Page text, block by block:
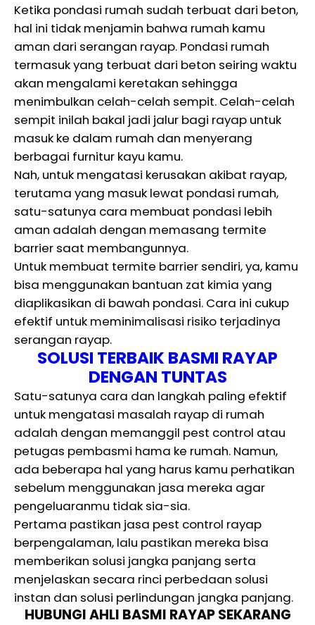
Ketika pondasi rumah sudah terbuat dari beton,
hal ini tidak menjamin bahwa rumah kamu
aman dari serangan rayap. Pondasi rumah
termasuk yang terbuat dari beton seiring waktu
akan mengalami keretakan sehingga
menimbulkan celah-celah sempit. Celah-celah
sempit inilah bakal jadi jalur bagi rayap untuk
masuk ke dalam rumah dan menyerang
berbagai furnitur kayu kamu.
Nah, untuk mengatasi kerusakan akibat rayap,
terutama yang masuk lewat pondasi rumah,
satu-satunya cara membuat pondasi lebih
aman adalah dengan memasang termite
barrier saat membangunnya.
Untuk membuat termite barrier sendiri, ya, kamu
bisa menggunakan bantuan zat kimia yang
diaplikasikan di bawah pondasi. Cara ini cukup
efektif untuk meminimalisasi risiko terjadinya
serangan rayap.
SOLUSI TERBAIK BASMI RAYAP
DENGAN TUNTAS
Satu-satunya cara dan langkah paling efektif
untuk mengatasi masalah rayap di rumah
adalah dengan memanggil pest control atau
petugas pembasmi hama ke rumah. Namun,
ada beberapa hal yang harus kamu perhatikan
sebelum menggunakan jasa mereka agar
pengeluaranmu tidak sia-sia.
Pertama pastikan jasa pest control rayap
berpengalaman, lalu pastikan mereka bisa
memberikan solusi jangka panjang serta
menjelaskan secara rinci perbedaan solusi
instan dan solusi perlindungan jangka panjang.
HUBUNGI AHLI BASMI RAYAP SEKARANG